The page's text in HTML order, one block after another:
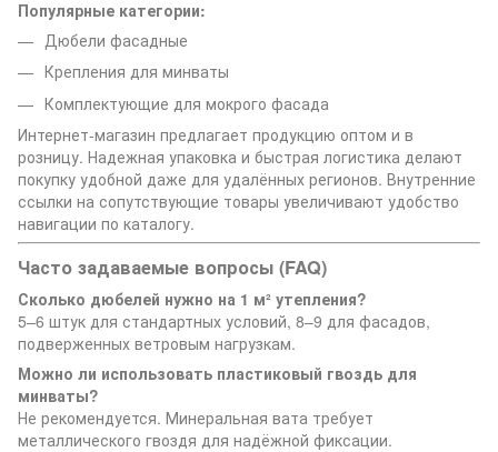
Популярные категории:
Дюбели фасадные
Крепления для минваты
Комплектующие для мокрого фасада
Интернет-магазин предлагает продукцию оптом и в
розницу. Надежная упаковка и быстрая логистика делают
покупку удобной даже для удалённых регионов. Внутренние
ссылки на сопутствующие товары увеличивают удобство
навигации по каталогу.
Часто задаваемые вопросы (FAQ)
Сколько дюбелей нужно на 1 м² утепления?
5–6 штук для стандартных условий, 8–9 для фасадов,
подверженных ветровым нагрузкам.
Можно ли использовать пластиковый гвоздь для
минваты?
Не рекомендуется. Минеральная вата требует
металлического гвоздя для надёжной фиксации.